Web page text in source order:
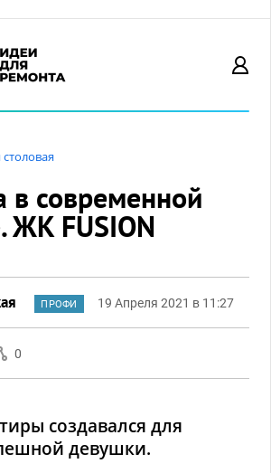
в современной
ЖК FUSION
ПРОФИ 19 Апреля 2021 в 11:27
0
создавался для
девушки.